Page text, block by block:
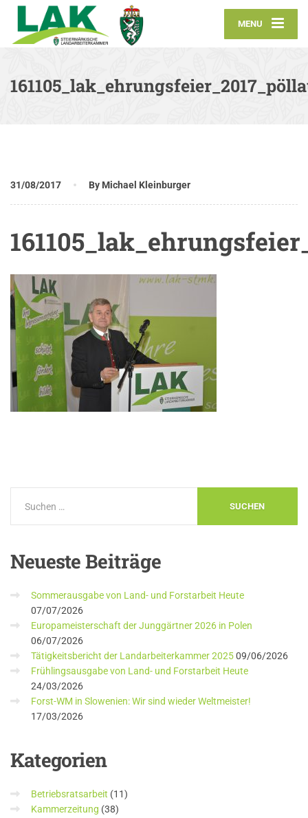
MENU
31/08/2017 By Michael Kleinburger
NeuesteBeiträge
Sommerausgabe von Land- und Forstarbeit Heute
07/07/2026
Europameisterschaft der Junggärtner 2026 in Polen
06/07/2026
Tätigkeitsbericht der Landarbeiterkammer 202509/06/2026
Frühlingsausgabe von Land- und Forstarbeit Heute
24/03/2026
Forst-WM in Slowenien: Wir sind wieder Weltmeister!
17/03/2026
Kategorien
Betriebsratsarbeit (11)
Kammerzeitung (38)